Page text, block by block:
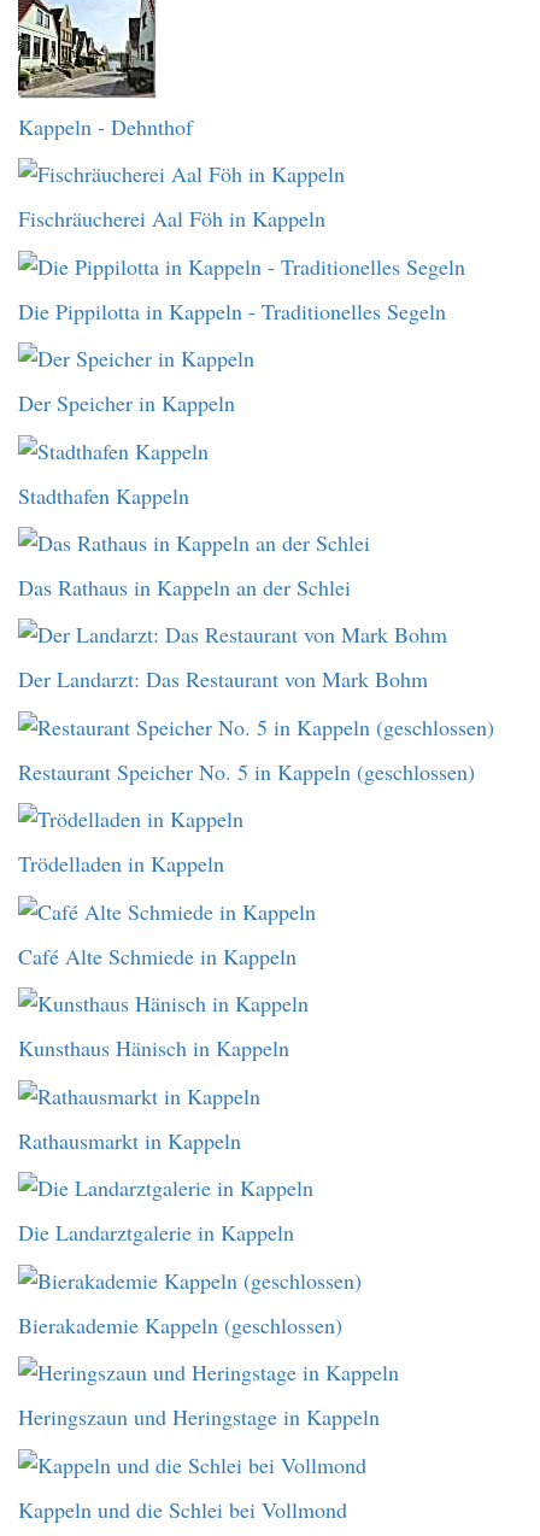
Kappeln - Dehnthof
Fischräucherei Aal Föh in Kappeln
Die Pippilotta in Kappeln - Traditionelles Segeln
Der Speicher in Kappeln
Stadthafen Kappeln
Das Rathaus in Kappeln an der Schlei
Der Landarzt: Das Restaurant von Mark Bohm
Restaurant Speicher No. 5 in Kappeln (geschlossen)
Trödelladen in Kappeln
Café Alte Schmiede in Kappeln
Kunsthaus Hänisch in Kappeln
Rathausmarkt in Kappeln
Die Landarztgalerie in Kappeln
Bierakademie Kappeln (geschlossen)
Heringszaun und Heringstage in Kappeln
Kappeln und die Schlei bei Vollmond